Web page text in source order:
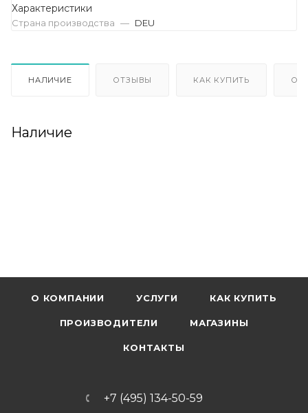
Характеристики
Страна производства — DEU
НАЛИЧИЕ ОТЗЫВЫ КАК КУПИТЬ
Наличие
О КОМПАНИИ УСЛУГИ КАК КУПИТЬ
ПРОИЗВОДИТЕЛИ МАГАЗИНЫ
КОНТАКТЫ
+7 (495) 134-50-59